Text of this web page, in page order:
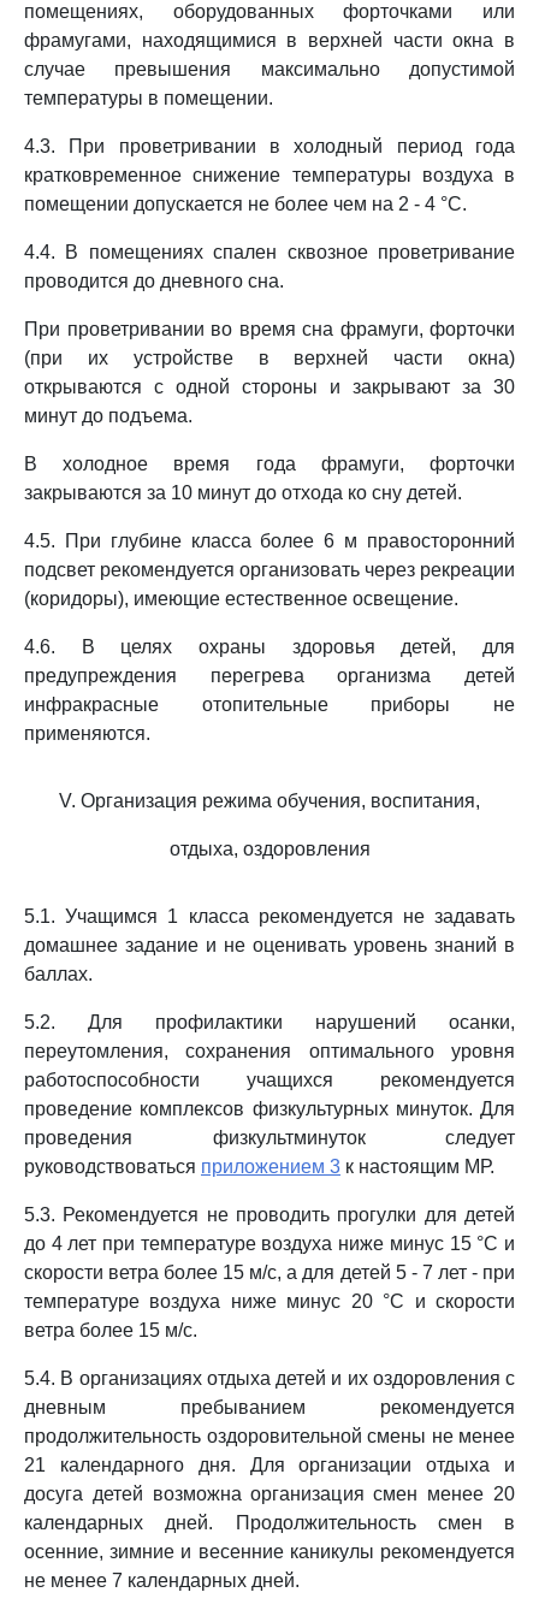
помещениях, оборудованных форточками или
фрамугами, находящимися в верхней части окна в
случае превышения максимально допустимой
температуры в помещении.
4.3. При проветривании в холодный период года
кратковременное снижение температуры воздуха в
помещении допускается не более чем на 2 - 4 °C.
4.4. В помещениях спален сквозное проветривание
проводится до дневного сна.
При проветривании во время сна фрамуги, форточки
(при их устройстве в верхней части окна)
открываются с одной стороны и закрывают за 30
минут до подъема.
В холодное время года фрамуги, форточки
закрываются за 10 минут до отхода ко сну детей.
4.5. При глубине класса более 6 м правосторонний
подсвет рекомендуется организовать через рекреации
(коридоры), имеющие естественное освещение.
4.6. В целях охраны здоровья детей, для
предупреждения перегрева организма детей
инфракрасные отопительные приборы не
применяются.
V. Организация режима обучения, воспитания,
отдыха, оздоровления
5.1. Учащимся 1 класса рекомендуется не задавать
домашнее задание и не оценивать уровень знаний в
баллах.
5.2. Для профилактики нарушений осанки,
переутомления, сохранения оптимального уровня
работоспособности учащихся рекомендуется
проведение комплексов физкультурных минуток. Для
проведения физкультминуток следует
руководствоваться приложением 3 к настоящим МР.
5.3. Рекомендуется не проводить прогулки для детей
до 4 лет при температуре воздуха ниже минус 15 °C и
скорости ветра более 15 м/с, а для детей 5 - 7 лет - при
температуре воздуха ниже минус 20 °C и скорости
ветра более 15 м/с.
5.4. В организациях отдыха детей и их оздоровления с
дневным пребыванием рекомендуется
продолжительность оздоровительной смены не менее
21 календарного дня. Для организации отдыха и
досуга детей возможна организация смен менее 20
календарных дней. Продолжительность смен в
осенние, зимние и весенние каникулы рекомендуется
не менее 7 календарных дней.